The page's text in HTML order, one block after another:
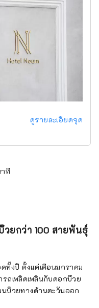
ดูรายละเอียดจุด
ที
วยกว่า 100 สายพันธุ์
ทั้งปี ตั้งแต่เดือนมกราคม
ถเพลิดเพลินกับดอกบ๊วย
บ๊วยทางด้านตะวันออก